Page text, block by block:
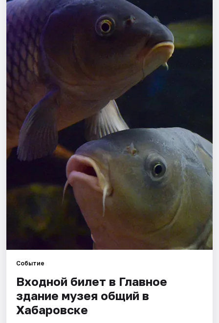
Спорт
События
Города
Площадки
Артисты
Событие
Входной билет в Главное
здание музея общий в
Хабаровске